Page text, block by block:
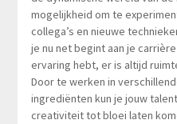
mogelijkheid om te
collega’s en nieuwe
je nu net begint aan je
ervaring hebt, er is altijd
Door te werken in
ingrediënten kun je jouw
creativiteit tot bloei laten